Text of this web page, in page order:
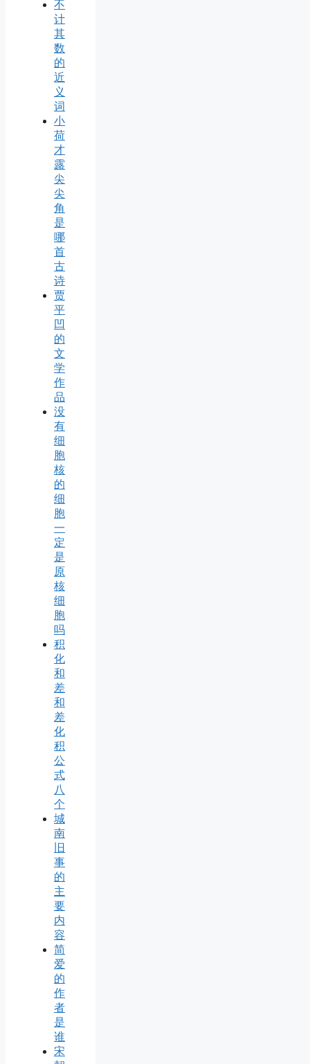
不
计
其
数
的
近
义
词
小
荷
才
露
尖
尖
角
是
哪
首
古
诗
贾
平
凹
的
文
学
作
品
没
有
细
胞
核
的
细
胞
一
定
是
原
核
细
胞
吗
积
化
和
差
和
差
化
积
公
式
八
个
城
南
旧
事
的
主
要
内
容
简
爱
的
作
者
是
谁
宋